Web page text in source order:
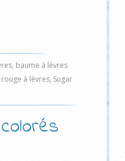
, baume à lèvres
rouge à lèvres, Sugar